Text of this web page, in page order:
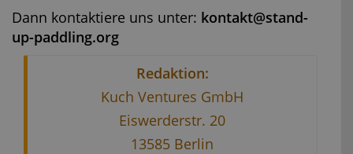
Dann kontaktiere uns unter: kontakt@stand-
up-paddling.org
Redaktion:
Kuch Ventures GmbH
Eiswerderstr. 20
13585 Berlin